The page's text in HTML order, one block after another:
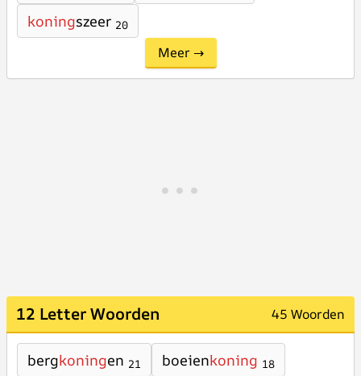
koningszeer 20
Meer →
12 Letter Woorden 45 Woorden
bergkoningen 21 boeienkoning 18